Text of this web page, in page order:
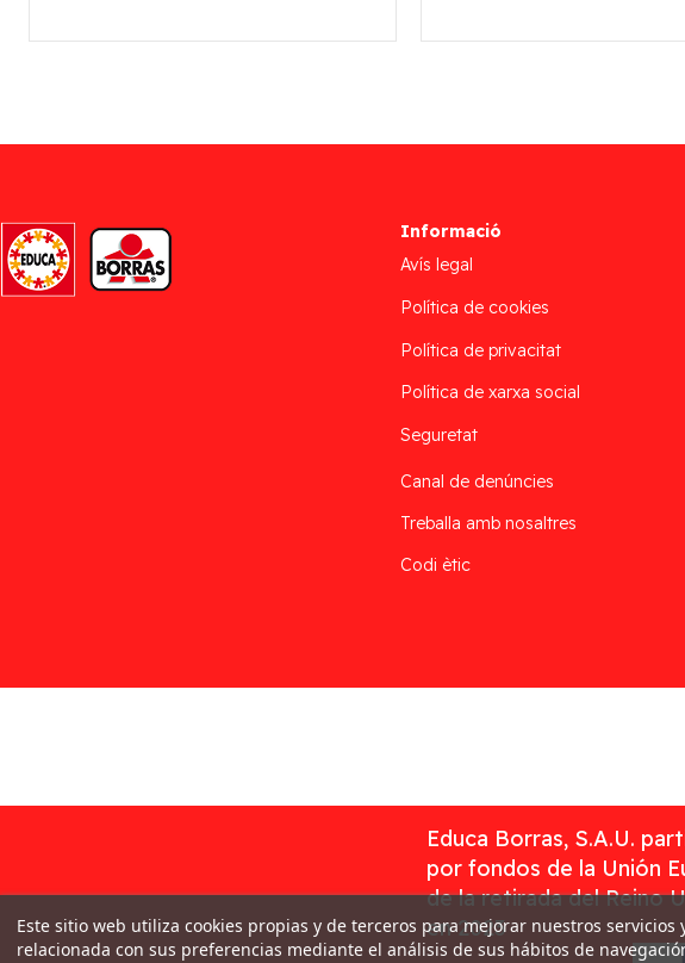
Informació
Avís legal
Política de cookies
Política de privacitat
Política de xarxa social
Seguretat
Canal de denúncies
Treballa amb nosaltres
Codi ètic
Educa Borras, S.A.U.
por fondos de la Unión
de la retirada del Reino
en 2023
Este sitio web utiliza cookies propias y de terceros para mejorar nuestros
relacionada con sus preferencias mediante el análisis de sus hábitos de